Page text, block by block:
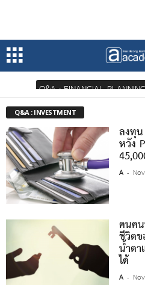
Q&A : FINANCIAL PLANNING
Q&A : INVESTMENT
ลงทุ
หวัง
A -
คนค
ชีวิต
น้ำต
ได้
A -